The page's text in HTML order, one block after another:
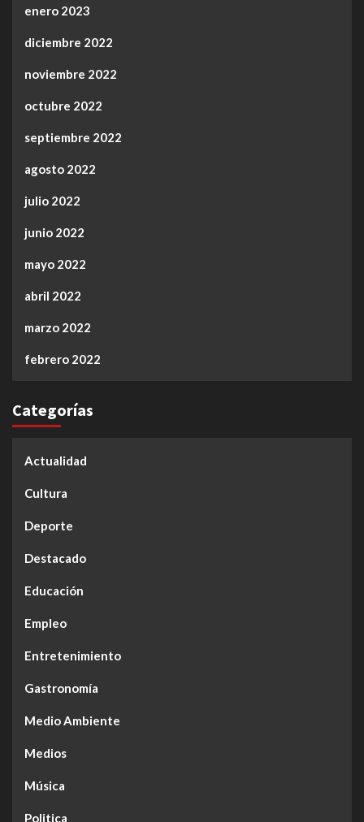
enero 2023
diciembre 2022
noviembre 2022
octubre 2022
septiembre 2022
agosto 2022
julio 2022
junio 2022
mayo 2022
abril 2022
marzo 2022
febrero 2022
Categorías
Actualidad
Cultura
Deporte
Destacado
Educación
Empleo
Entretenimiento
Gastronomía
Medio Ambiente
Medios
Música
Politica